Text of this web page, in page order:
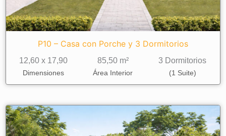
P10 – Casa con Porche y 3 Dormitorios
12,60 x 17,90
Dimensiones
85,50 m²
Área Interior
3 Dormitorios
(1 Suite)